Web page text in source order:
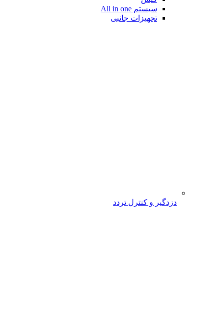
سیستم All in one
تجهیزات جانبی
دزدگیر و کنترل تردد